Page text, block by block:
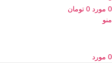
0 مورد 0 تومان
منو
0 مورد